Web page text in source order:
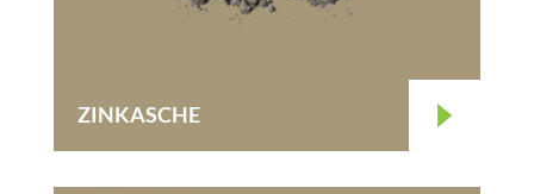
ZINKASCHE